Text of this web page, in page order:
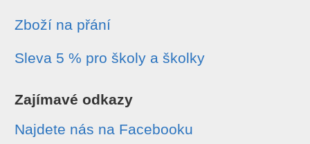
Zboží na přání
Sleva 5 % pro školy a školky
Zajímavé odkazy
Najdete nás na Facebooku